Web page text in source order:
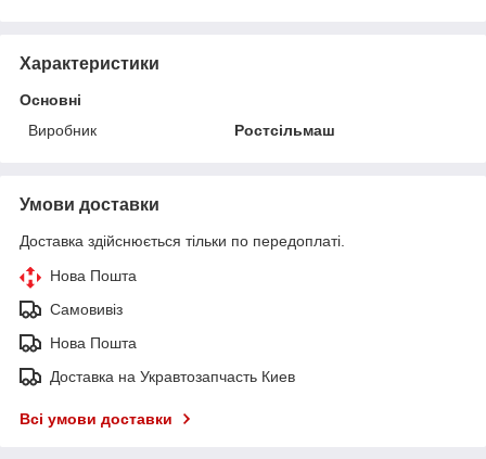
Характеристики
Основні
Виробник
Ростсільмаш
Умови доставки
Доставка здійснюється тільки по передоплаті.
Нова Пошта
Самовивіз
Нова Пошта
Доставка на Укравтозапчасть Киев
Всі умови доставки